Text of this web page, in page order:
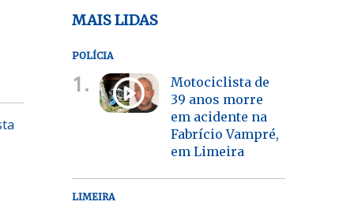
MAIS LIDAS
POLÍCIA
1.
Motociclista de
39 anos morre
em acidente na
Fabrício Vampré,
em Limeira
LIMEIRA